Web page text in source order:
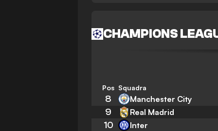
CHAMPIONS
Pos Squadra
8 Manchester City
9 Real Madrid
10 Inter